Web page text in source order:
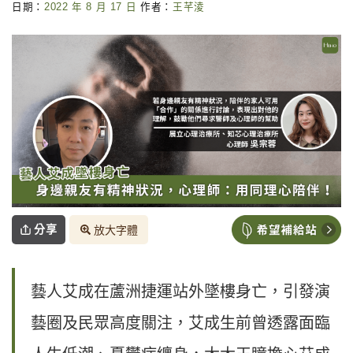
日期： 2022 年 8 月 17 日 作者： 王芊淩
分享 放大字體
藝人艾成在蘆洲捷運站外墜樓身亡，引發演
藝圈及民眾高度關注，艾成生前曾透露面臨